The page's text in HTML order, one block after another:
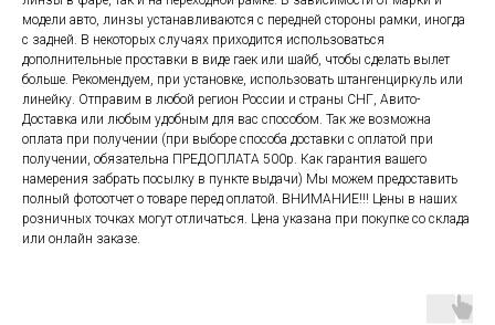
модели авто, линзы устанавливаются с передней стороны рамки, иногда
с задней. В некоторых случаях приходится использоваться
дополнительные проставки в виде гаек или шайб, чтобы сделать вылет
больше. Рекомендуем, при установке, использовать штангенциркуль или
линейку. Отправим в любой регион России и страны СНГ, Авито-
Доставка или любым удобным для вас способом. Так же возможна
оплата при получении (при выборе способа доставки с оплатой при
получении, обязательна ПРЕДОПЛАТА 500р. Как гарантия вашего
намерения забрать посылку в пункте выдачи) Мы можем предоставить
полный фотоотчет о товаре перед оплатой. ВНИМАНИЕ!!! Цены в наших
розничных точках могут отличаться. Цена указана при покупке со склада
или онлайн заказе.